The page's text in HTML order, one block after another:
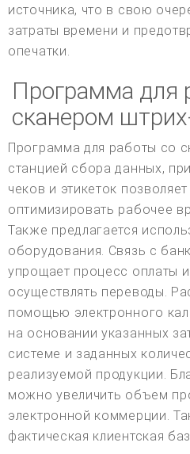
источника, что в свою
затраты времени и
опечатки.
Программа для
сканером
Программа для работы со
станцией сбора данных,
чеков и этикеток
оптимизировать рабочее
Также предлагается
оборудования. Связь с
упрощает процесс оплаты
осуществлять переводы.
помощью электронного
на основании указанных
системе и заданных
реализуемой продукции.
можно увеличить объем
электронной коммерции.
фактическая клиентская